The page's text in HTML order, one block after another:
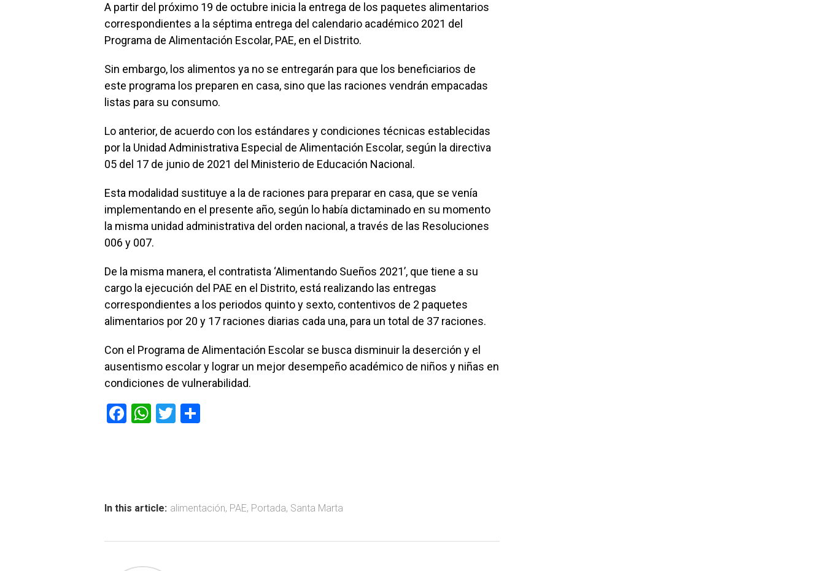
A partir del próximo 19 de octubre inicia la entrega de los paquetes alimentarios
correspondientes a la séptima entrega del calendario académico 2021 del
Programa de Alimentación Escolar, PAE, en el Distrito.
Sin embargo, los alimentos ya no se entregarán para que los beneficiarios de
este programa los preparen en casa, sino que las raciones vendrán empacadas
listas para su consumo.
Lo anterior, de acuerdo con los estándares y condiciones técnicas establecidas
por la Unidad Administrativa Especial de Alimentación Escolar, según la directiva
05 del 17 de junio de 2021 del Ministerio de Educación Nacional.
Esta modalidad sustituye a la de raciones para preparar en casa, que se venía
implementando en el presente año, según lo había dictaminado en su momento
la misma unidad administrativa del orden nacional, a través de las Resoluciones
006 y 007.
De la misma manera, el contratista ‘Alimentando Sueños 2021’, que tiene a su
cargo la ejecución del PAE en el Distrito, está realizando las entregas
correspondientes a los periodos quinto y sexto, contentivos de 2 paquetes
alimentarios por 20 y 17 raciones diarias cada una, para un total de 37 raciones.
Con el Programa de Alimentación Escolar se busca disminuir la deserción y el
ausentismo escolar y lograr un mejor desempeño académico de niños y niñas en
condiciones de vulnerabilidad.
F
ok
W
p
T
tir
In this article: alimentación, PAE, Portada, Santa Marta